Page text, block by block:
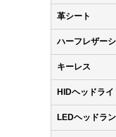
革シート
ハーフレザー
キーレス
HIDヘッドライ
LEDヘッドラ